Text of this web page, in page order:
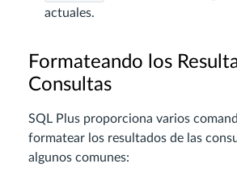
actuales.
Formateando los
Consultas
SQL Plus proporciona varios
formatear los resultados de las
algunos comunes: